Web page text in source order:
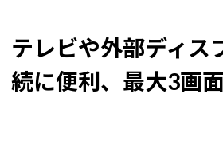
テレビや外部ディス
続に便利、最大3画